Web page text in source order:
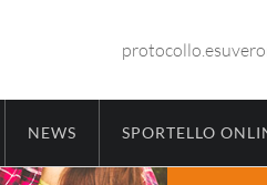
NEWS SPORTELLO